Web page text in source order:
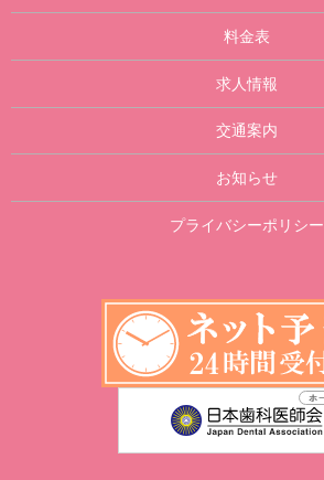
料金表
求人情報
交通案内
お知らせ
プライバシーポリシー